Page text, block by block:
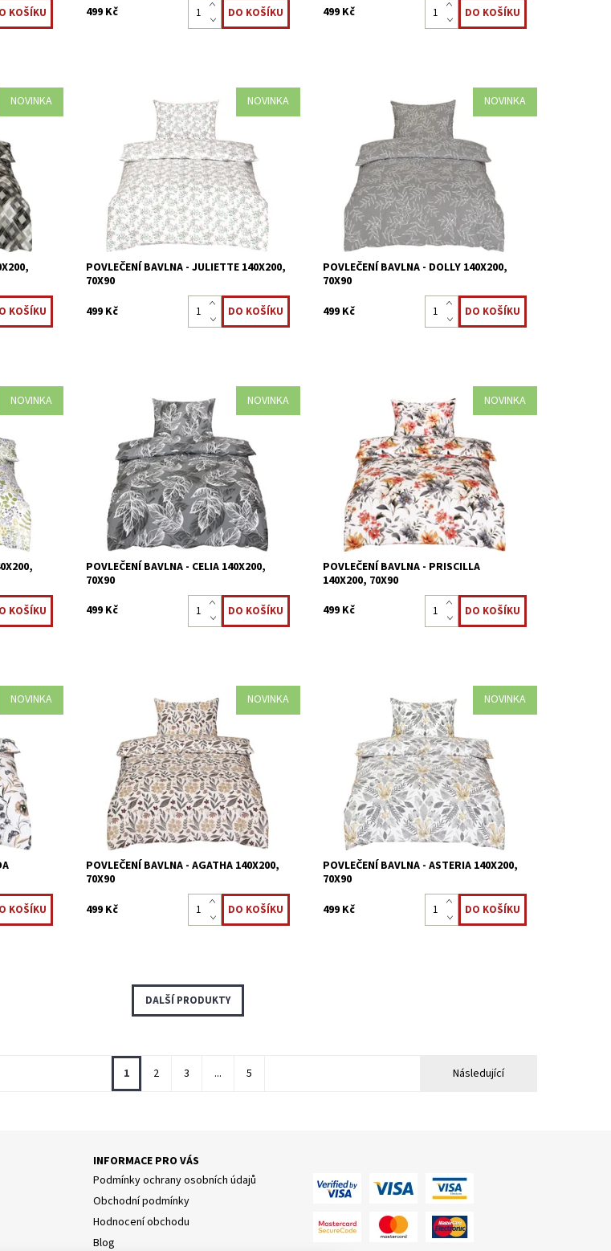
499 Kč
499 Kč
NOVINKA
%
NOVINKA
Ložní povlečení je vyrobeno z 100 %
bavlněné tkaniny.
Dostupnost:
Skladem >5 ks
8595248441347
POVLEČENÍ BAVLNA - JULIETTE 140X200,
70X90
499 Kč
NOVINKA
Ložní povlečení je vyrobeno z 100 %
bavlněné tkaniny.
Dostupnost:
Skladem >5 ks
8595248441330
POVLEČENÍ BAVLNA - DOLLY 140X200,
70X90
499 Kč
NOVINKA
%
NOVINKA
Ložní povlečení je vyrobeno z 100 %
bavlněné tkaniny.
Dostupnost:
Skladem >5 ks
8595248441316
POVLEČENÍ BAVLNA - CELIA 140X200,
70X90
499 Kč
NOVINKA
Ložní povlečení je vyrobeno z 100 %
bavlněné tkaniny.
Dostupnost:
Skladem >5 ks
8595248441309
POVLEČENÍ BAVLNA - PRISCILLA
140X200, 70X90
499 Kč
NOVINKA
%
NOVINKA
Ložní povlečení je vyrobeno z 100 %
bavlněné tkaniny.
Dostupnost:
Skladem >5 ks
8595248441286
POVLEČENÍ BAVLNA - AGATHA 140X200,
70X90
499 Kč
NOVINKA
Ložní povlečení je vyrobeno z 100 %
bavlněné tkaniny.
Dostupnost:
Skladem >5 ks
8595248441279
POVLEČENÍ BAVLNA - ASTERIA 140X200,
70X90
499 Kč
DALŠÍ PRODUKTY
Následující
1 2 3 ... 5
INFORMACE PRO VÁS
Podmínky ochrany osobních údajů
Obchodní podmínky
Hodnocení obchodu
Blog